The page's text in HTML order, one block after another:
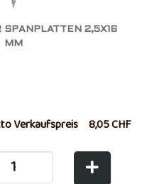
SPANPLATTEN 2,5X16
MM
Verkaufspreis 8,05 CHF